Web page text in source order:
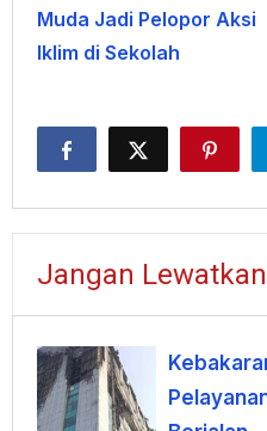
Muda Jadi Pelopor Aksi
Iklim di Sekolah
Jangan Lewatkan